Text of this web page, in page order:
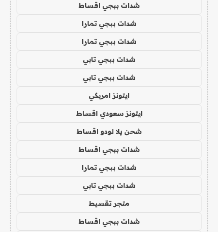
شدات ببجي اقساط
شدات ببجي تمارا
شدات ببجي تمارا
شدات ببجي تابي
شدات ببجي تابي
ايتونز امريكي
ايتونز سعودي اقساط
شحن يلا لودو اقساط
شدات ببجي اقساط
شدات ببجي تمارا
شدات ببجي تابي
متجر تقسيط
شدات ببجي اقساط